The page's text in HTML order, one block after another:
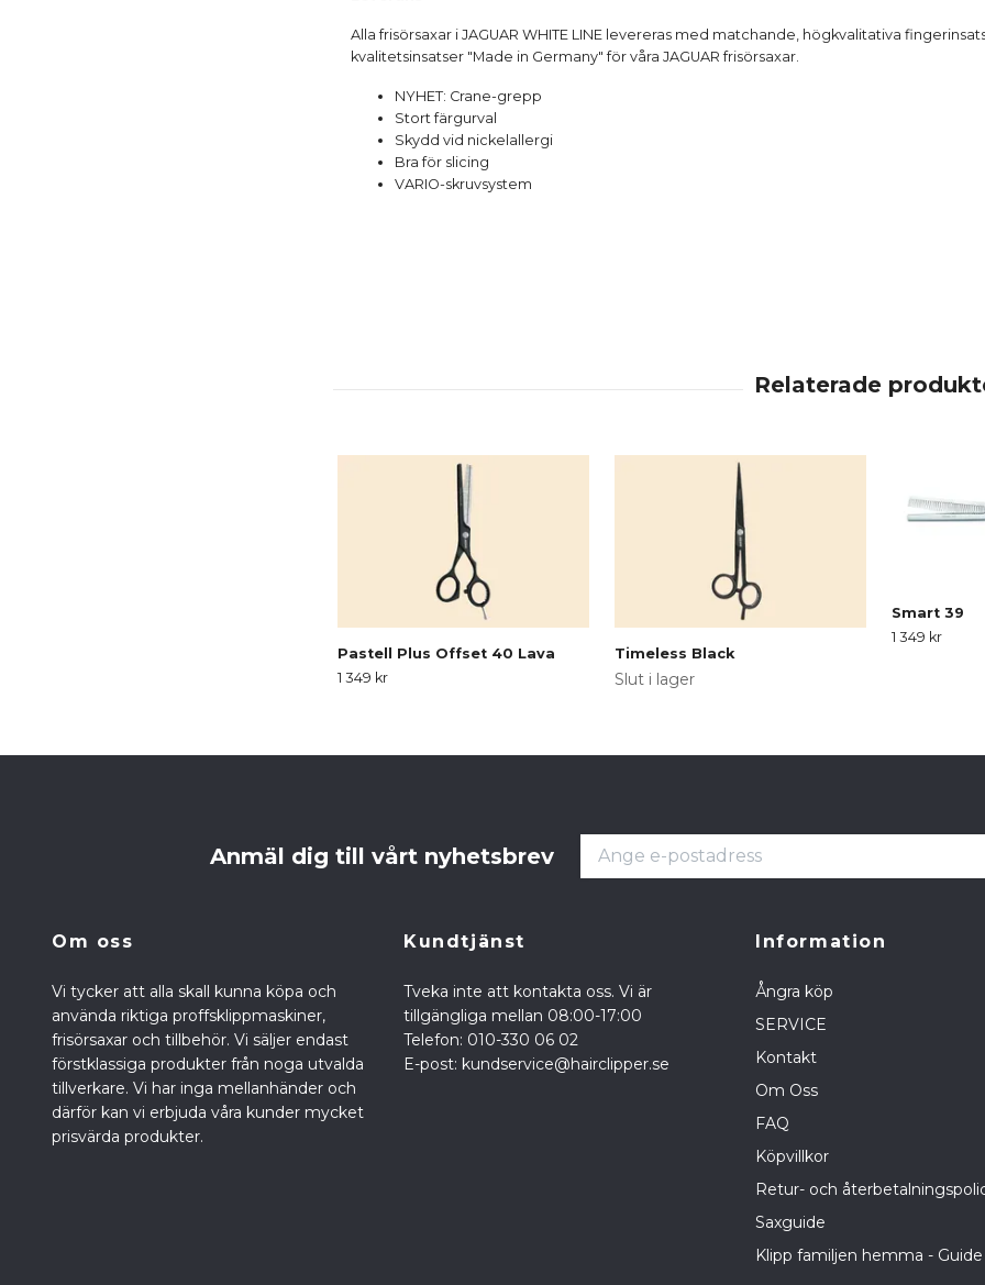
Alla frisörsaxar i JAGUAR WHITE LINE levereras med matchande, högkvalitativa
kvalitetsinsatser "Made in Germany" för våra JAGUAR frisörsaxar.
NYHET: Crane-grepp
Stort färgurval
Skydd vid nickelallergi
Bra för slicing
VARIO-skruvsystem
Pastell Plus Offset 40 Lava
1 349 kr
Timeless Black
Slut i lager
Smart 39
1 349 kr
Anmäl dig till vårt nyhetsbrev
Om oss
Vi tycker att alla skall kunna köpa och
använda riktiga proffsklippmaskiner,
frisörsaxar och tillbehör. Vi säljer endast
förstklassiga produkter från noga utvalda
tillverkare. Vi har inga mellanhänder och
därför kan vi erbjuda våra kunder mycket
prisvärda produkter.
Kundtjänst
Tveka inte att kontakta oss. Vi är
tillgängliga mellan 08:00-17:00
Telefon: 010-330 06 02
E-post: kundservice@hairclipper.se
Information
Ångra köp
SERVICE
Kontakt
Om Oss
FAQ
Köpvillkor
Retur- och
Saxguide
Klipp familjen hemma - Guide